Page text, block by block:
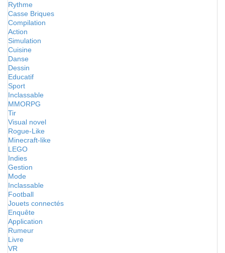
Rythme
Casse Briques
Compilation
Action
Simulation
Cuisine
Danse
Dessin
Educatif
Sport
Inclassable
MMORPG
Tir
Visual novel
Rogue-Like
Minecraft-like
LEGO
Indies
Gestion
Mode
Inclassable
Football
Jouets connectés
Enquête
Application
Rumeur
Livre
VR